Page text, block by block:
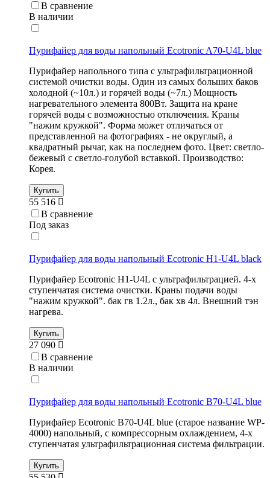
В сравнение
В наличии
Пурифайер для воды напольный Ecotronic A70-U4L blue
Пурифайер напольного типа с ультрафильтрационной
системой очистки воды. Один из самых больших баков
холодной (~10л.) и горячей воды (~7л.) Мощность
нагревательного элемента 800Вт. Защита на кране
горячей воды с возможностью отключения. Краны
"нажим кружкой". Форма может отличаться от
представленной на фотографиях - не округлый, а
квадратный рычаг, как на последнем фото. Цвет: светло-
бежевый с светло-голубой вставкой. Производство:
Корея.
Купить
55 516
В сравнение
Под заказ
Пурифайер для воды напольный Ecotronic H1-U4L black
Пурифайер Ecotronic H1-U4L с ультрафильтрацией. 4-х
ступенчатая система очистки. Краны подачи воды
"нажим кружкой". бак гв 1.2л., бак хв 4л. Внешний тэн
нагрева.
Купить
27 090
В сравнение
В наличии
Пурифайер для воды напольный Ecotronic B70-U4L blue
Пурифайер Ecotronic B70-U4L blue (старое название WP-
4000) напольный, с компрессорным охлаждением, 4-х
ступенчатая ультрафильтрационная система фильтрации.
Купить